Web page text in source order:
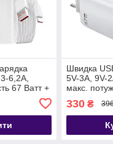
6,2A,
67 Ватт +
Швидка
5V-3A, 9V-
макс.
Nectronix
330₴